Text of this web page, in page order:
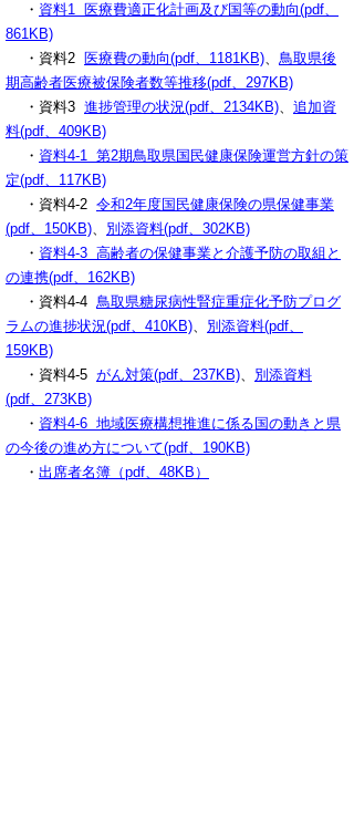
・ 資料1 医療費適正化計画及び国等の動向(pdf、
861KB)
・資料2 医療費の動向(pdf、1181KB)、 鳥取県後
期高齢者医療被保険者数等推移(pdf、297KB)
・資料3 進捗管理の状況(pdf、2134KB)、 追加資
料(pdf、409KB)
・ 資料4-1 第2期鳥取県国民健康保険運営方針の策
定(pdf、117KB)
・資料4-2 令和2年度国民健康保険の県保健事業
(pdf、150KB)、 別添資料(pdf、302KB)
・ 資料4-3 高齢者の保健事業と介護予防の取組と
の連携(pdf、162KB)
・資料4-4 鳥取県糖尿病性腎症重症化予防プログ
ラムの進捗状況(pdf、410KB)、 別添資料(pdf、
159KB)
・資料4-5 がん対策(pdf、237KB)、 別添資料
(pdf、273KB)
・ 資料4-6 地域医療構想推進に係る国の動きと県
の今後の進め方について(pdf、190KB)
・ 出席者名簿（pdf、48KB）